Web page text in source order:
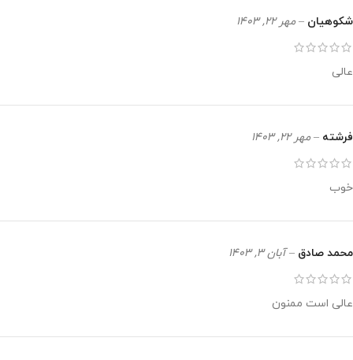
شکوهیان – مهر 22, 1403
عالی
فرشته – مهر 22, 1403
خوب
محمد صادق – آبان 3, 1403
عالی است ممنون